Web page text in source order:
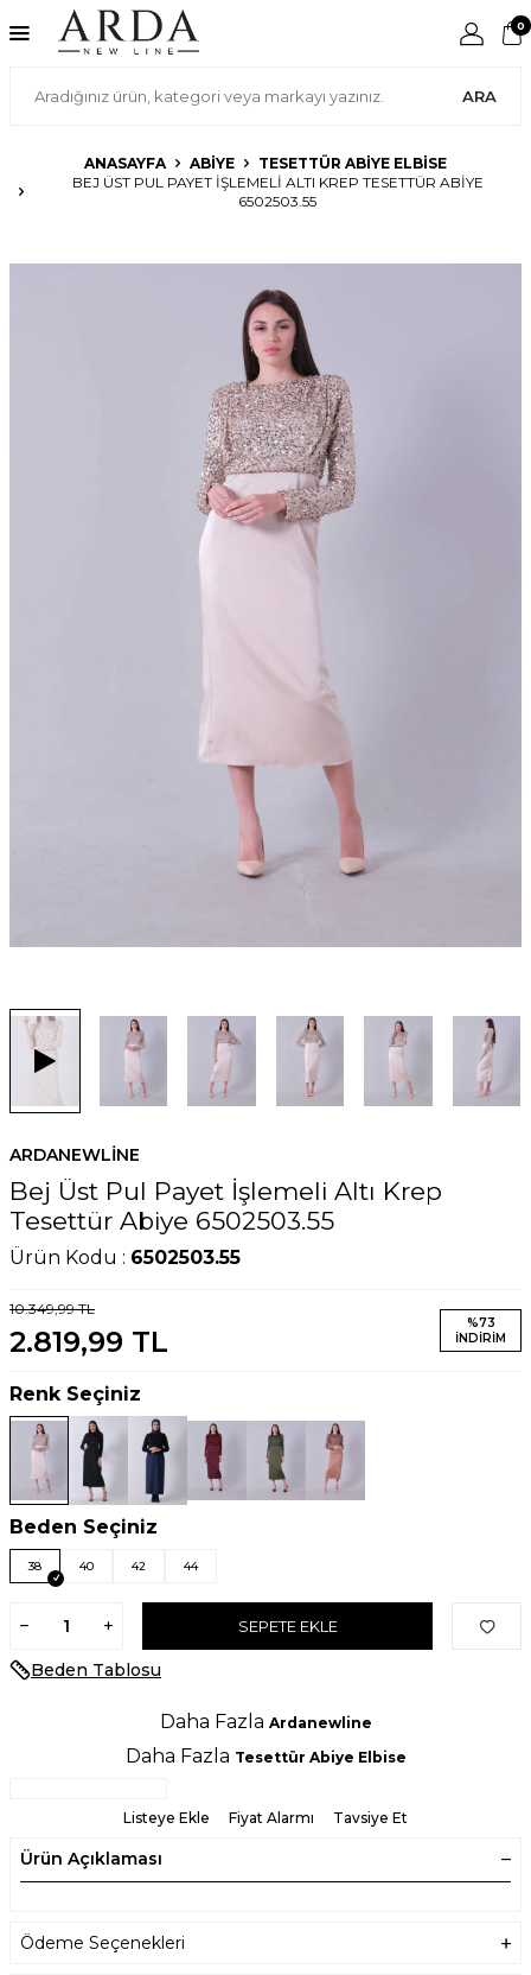
ARA
0
ANASAYFA ABIYE
TESETTÜR ABIYE ELBISE
BEJ ÜST PUL PAYET İŞLEMELI ALTI KREP TESETTÜR ABIYE
6502503.55
ARDANEWLINE
Bej Üst Pul Payet İşlemeli Altı Krep
Tesettür Abiye 6502503.55
Ürün Kodu : 6502503.55
10.349,99TL
2.819,99 TL
%73
İNDIRIM
Renk Seçiniz
Beden Seçiniz
38 40 42 44
SEPETE EKLE
Beden Tablosu
Daha Fazla Ardanewline
Daha Fazla Tesettür Abiye Elbise
Listeye Ekle Fiyat Alarmı Tavsiye Et
Ürün Açıklaması
Ödeme Seçenekleri